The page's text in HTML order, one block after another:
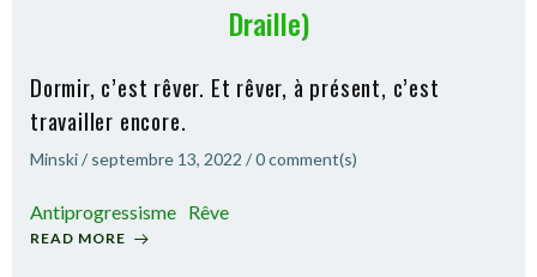
Draille)
Dormir, c’est rêver. Et rêver, à présent, c’est
travailler encore.
Minski/ septembre 13, 2022 /0comment(s)
Antiprogressisme Rêve
READ MORE